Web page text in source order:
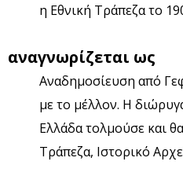
η Εθνική Τράπεζα το
αναγνωρίζεται ως
Αναδημοσίευση από
με το μέλλον. Η
Ελλάδα τολμούσε και
Τράπεζα, Ιστορικό